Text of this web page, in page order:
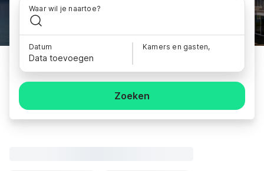
Waar wil je naartoe?
Datum
Data toevoegen
Kamers en gasten,
Zoeken